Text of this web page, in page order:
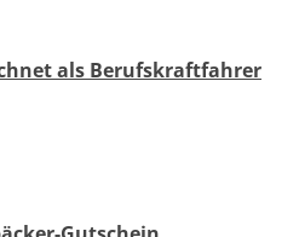
als Berufskraftfahrer